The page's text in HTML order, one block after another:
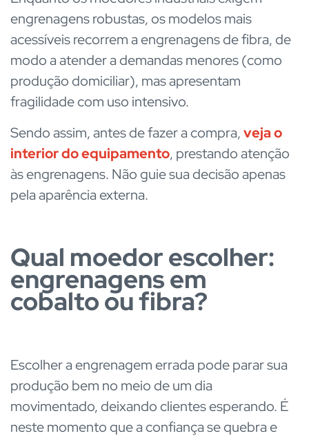
engrenagens robustas, os modelos mais
acessíveis recorrem a engrenagens de fibra, de
modo a atender a demandas menores (como
produção domiciliar), mas apresentam
fragilidade com uso intensivo.
Sendo assim, antes de fazer a compra,veja o
interior do equipamento, prestando atenção
às engrenagens. Não guie sua decisão apenas
pela aparência externa.
Qual moedor escolher:
engrenagens em
cobalto ou fibra?
Escolher a engrenagem errada pode parar sua
produção bem no meio de um dia
movimentado, deixando clientes esperando. É
neste momento que a confiança se quebra e